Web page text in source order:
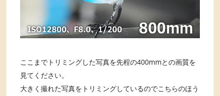
ここまでトリミングした写真を先程の400mmとの画質を
見てください。
大きく撮れた写真をトリミングしているのでこちらのほう